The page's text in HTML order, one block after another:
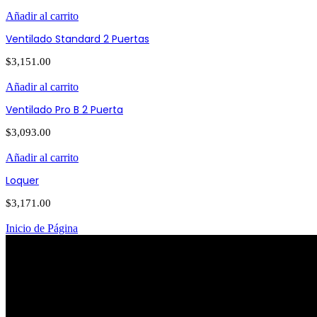
Añadir al carrito
Ventilado Standard 2 Puertas
$3,151.00
Añadir al carrito
Ventilado Pro B 2 Puerta
$3,093.00
Añadir al carrito
Loquer
$3,171.00
Inicio de Página